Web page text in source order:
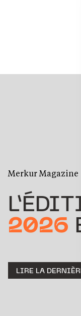
Merkur Magazine
2026
LIRE LA